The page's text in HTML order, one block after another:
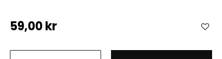
59,00 kr